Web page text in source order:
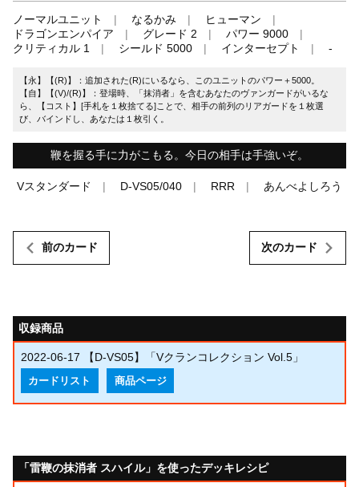
ノーマルユニット なるかみ
ヒューマン
ドラゴンエンパイア
グレード 2
パワー 9000
クリティカル 1
シールド 5000 インターセプト -
【永】【(R)】：追加された(R)にいるなら、このユニットのパワー＋5000。
【自】【(V)/(R)】：登場時、「抹消者」を含むあなたのヴァンガードがいるな
ら、【コスト】[手札を１枚捨てる]ことで、相手の前列のリアガードを１枚選
び、バインドし、あなたは１枚引く。
鞭を握る手に力がこもる。今日の相手は手強いぞ。
Vスタンダード D-VS05/040 RRR あんべよしろう
前のカード 次のカード
収録商品
2022-06-17 【D-VS05】「Vクランコレクション Vol.5」
カードリスト 商品ページ
「雷鞭の抹消者 スハイル」を使ったデッキレシピ